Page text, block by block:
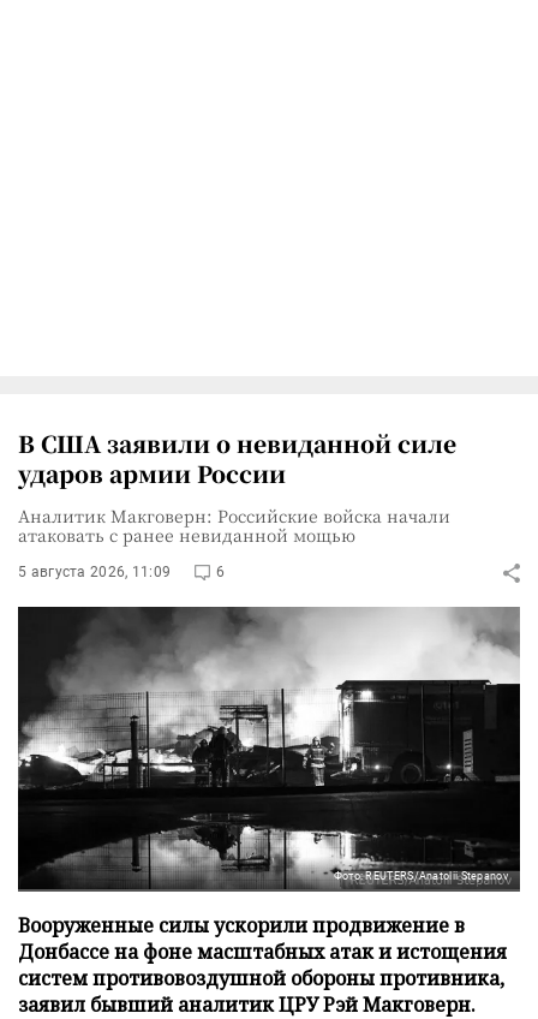
В США заявили о невиданной силе
ударов армии России
Аналитик Макговерн: Российские войска начали
атаковать с ранее невиданной мощью
5 августа 2026, 11:09 6
Фото: REUTERS/Anatolii Stepanov
Вооруженные силы ускорили продвижение в
Донбассе на фоне масштабных атак и истощения
систем противовоздушной обороны противника,
заявил бывший аналитик ЦРУ Рэй Макговерн.